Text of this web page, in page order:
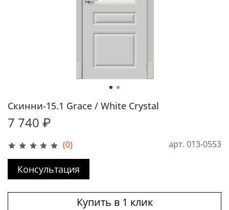
(0) арт. 013-0553
Скинни-15.1 Grace / White Сrystal
7 740 ₽
Консультация
Купить в 1 клик